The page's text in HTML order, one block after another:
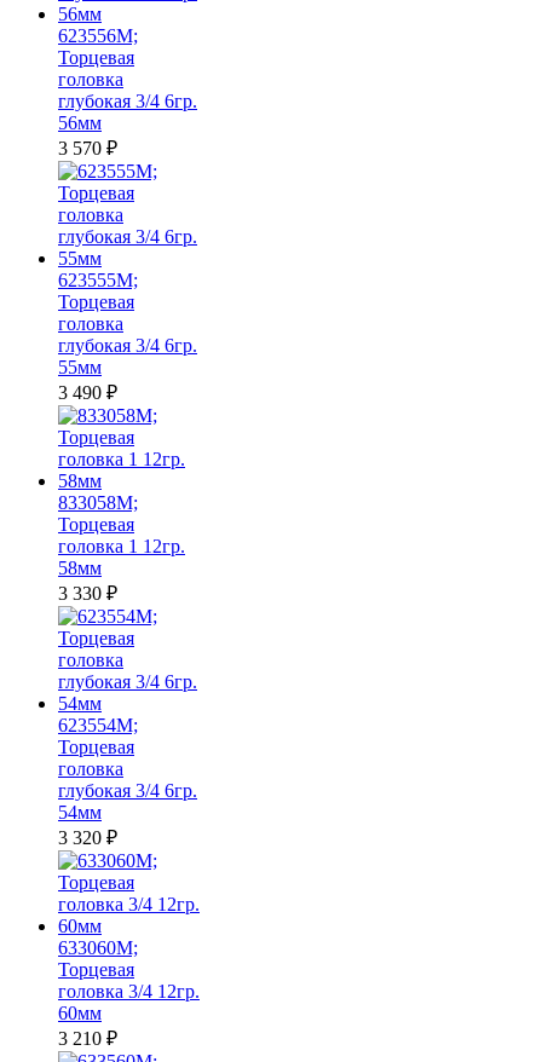
623556M;
Торцевая
головка
глубокая 3/4 6гр.
56мм
3 570 ₽
623555M;
Торцевая
головка
глубокая 3/4 6гр.
55мм
3 490 ₽
833058M;
Торцевая
головка 1 12гр.
58мм
3 330 ₽
623554M;
Торцевая
головка
глубокая 3/4 6гр.
54мм
3 320 ₽
633060M;
Торцевая
головка 3/4 12гр.
60мм
3 210 ₽